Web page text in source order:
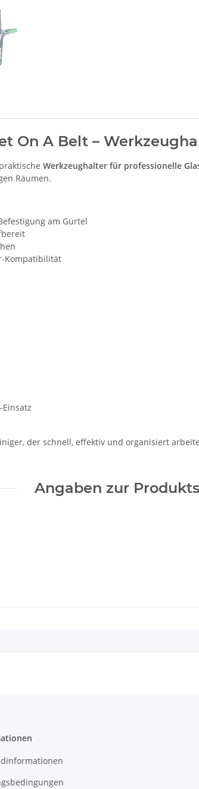
On A Belt –
Werkzeughalter für professionelle
Räumen.
am Gürtel
Kompatibilität
der schnell, effektiv und organisiert
Angaben zur